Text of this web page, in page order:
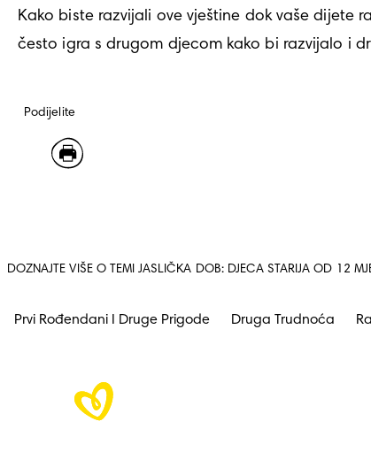
Kako biste razvijali ove vještine dok vaše dijete
često igra s drugom djecom kako bi razvijalo i
Podijelite
DOZNAJTE VIŠE O TEMI JASLIČKA DOB: DJECA STARIJA OD 12
Prvi Rođendani I Druge Prigode Druga Trudnoća